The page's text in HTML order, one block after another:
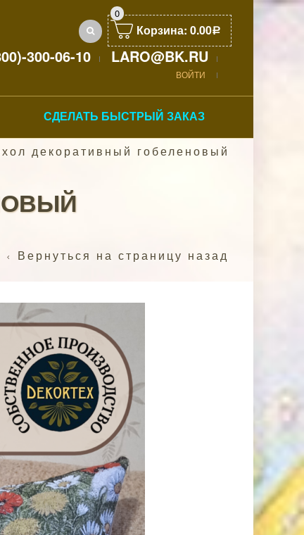
0
Корзина: 0.00Р
300-06-10 LARO@BK.RU
ВОЙТИ
СДЕЛАТЬ БЫСТРЫЙ ЗАКАЗ
декоративный гобеленовый
Вернуться на страницу назад